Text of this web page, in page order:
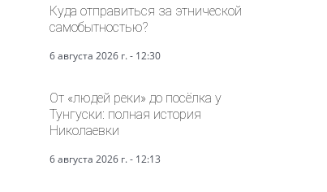
Куда отправиться за этнической
самобытностью?
6 августа 2026 г. - 12:30
От «людей реки» до посёлка у
Тунгуски: полная история
Николаевки
6 августа 2026 г. - 12:13